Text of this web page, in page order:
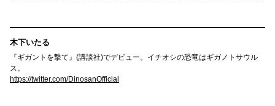
木下いたる
『ギガントを撃て』(講談社)でデビュー。イチオシの恐竜はギガノトサウル
ス。
https://twitter.com/DinosanOfficial